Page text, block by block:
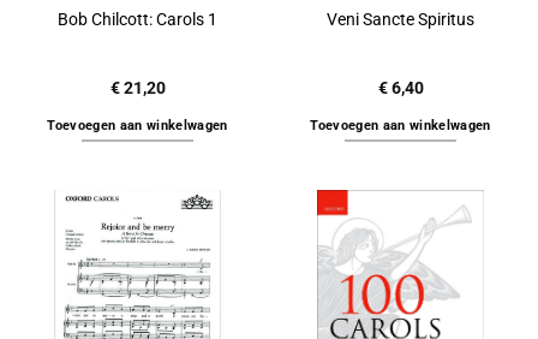
Bob Chilcott: Carols 1
€21,20
Toevoegen aan winkelwagen
Veni Sancte Spiritus
€6,40
Toevoegen aan winkelwagen